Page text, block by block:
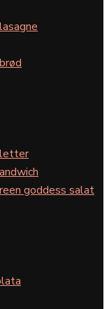
goddess salat